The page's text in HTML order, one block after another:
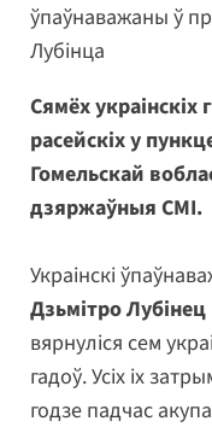
ўпаўнаважаны ў
Лубінца
Сямёх
расейскіх у
Гомельскай
дзяржаўныя СМІ.
Украінскі
Дзьмітро Лубінец
вярнуліся сем
гадоў. Усіх іх
годзе падчас